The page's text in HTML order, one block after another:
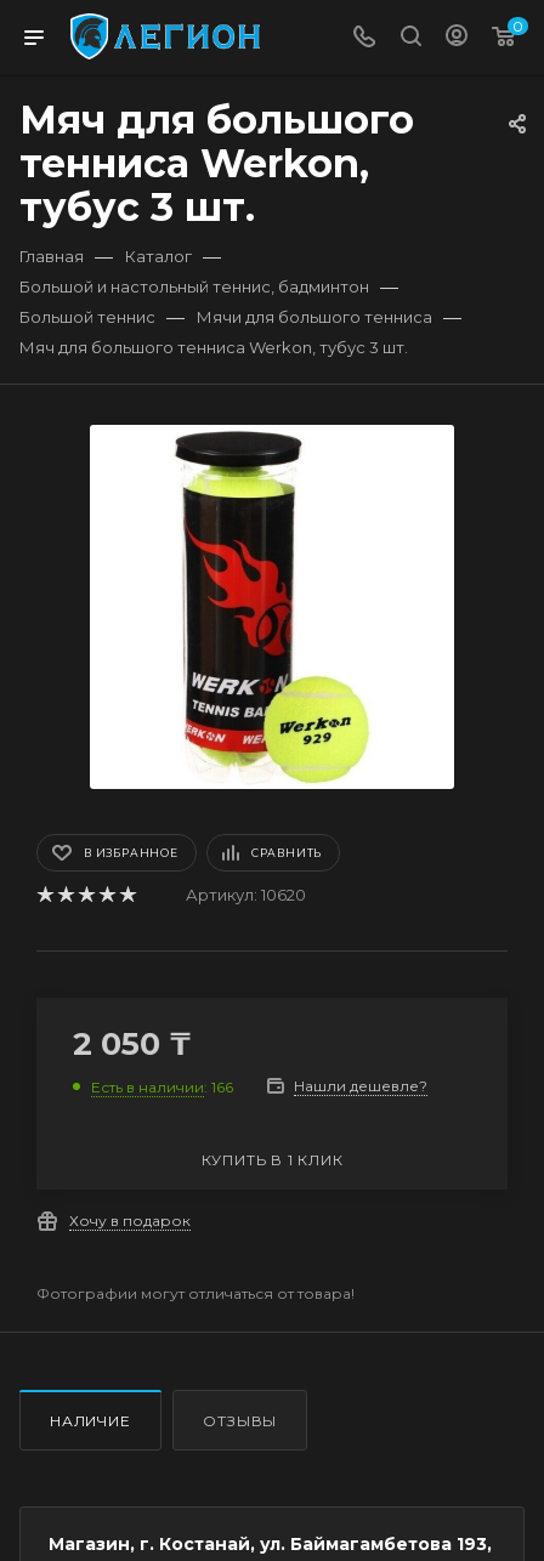
0
Мяч для большого
тенниса Werkon,
тубус 3 шт.
Главная — Каталог —
Большой и настольный теннис, бадминтон —
Большой теннис — Мячи для большого тенниса —
Мяч для большого тенниса Werkon, тубус 3 шт.
В ИЗБРАННОЕ СРАВНИТЬ
Артикул: 10620
2 050 ₸
Есть в наличии: 166 Нашли дешевле?
КУПИТЬ В 1 КЛИК
Хочу в подарок
Фотографии могут отличаться от товара!
НАЛИЧИЕ ОТЗЫВЫ
Магазин, г. Костанай, ул. Баймагамбетова 193,